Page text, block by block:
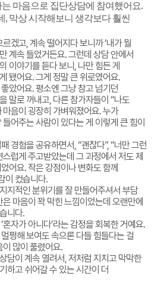
마음으로 집단상담에 참여했어요.
, 막상 시작해보니 생각보다 훨씬
겠고, 계속 떨어지다 보니까 ‘내가 뭘
계속 들었거든요. 그런데 상담 안에서
이야기를 듣다 보니, 나만 힘든 게
됐어요. 그게 정말 큰 위로였어요.
았어요. 평소엔 그냥 참고 넘기던
말로 꺼내고, 다른 참가자들이 “나도
음이 굉장히 가벼워졌어요. 누가
어주는 사람이 있다는 게 이렇게 큰 힘이
경험을 공유하면서, “괜찮다”, “너만 그런
럽게 주고받았는데 그 과정에서 저도 제
어요. 작은 강점이나 변화도 함께
이 컸습니다.
지적인 분위기를 잘 만들어주셔서 부담
마음이 꽉 막힌 느낌이었는데 오랜만에
니다.
자가 아니다’라는 감정을 회복한 거예요.
쩡해 보여도 속으론 다들 힘들다는 걸
이 많이 풀렸어요.
담이 계속 열려서, 저처럼 지치고 막막한
하고 쉬어갈 수 있는 시간이 더